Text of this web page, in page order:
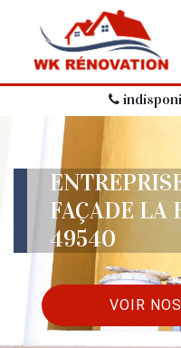
FAÇADE LA
49540
VOIR